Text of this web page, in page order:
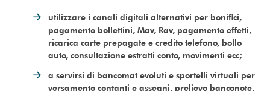
utilizzare i canali digitali alternativi per bonifici,
pagamento bollettini, Mav, Rav, pagamento effetti,
ricarica carte prepagate e credito telefono, bollo
auto, consultazione estratti conto, movimenti ecc;
a servirsi di bancomat evoluti e sportelli virtuali per
versamento contanti e assegni, prelievo banconote,